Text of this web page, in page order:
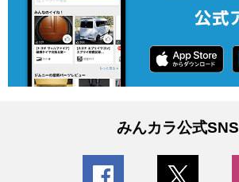
みんカラ公式SNS